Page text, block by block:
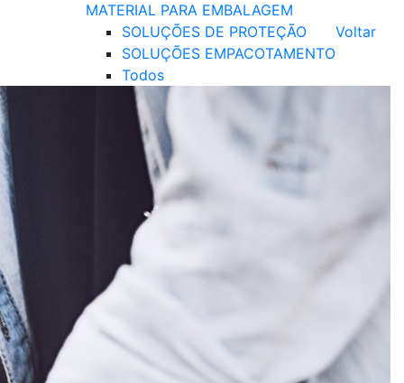
MATERIAL PARA EMBALAGEM
Voltar
SOLUÇÕES DE PROTEÇÃO
SOLUÇÕES EMPACOTAMENTO
Todos